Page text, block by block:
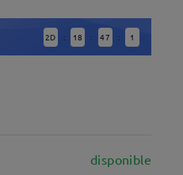
2D : 18 : 47 : 0
disponible